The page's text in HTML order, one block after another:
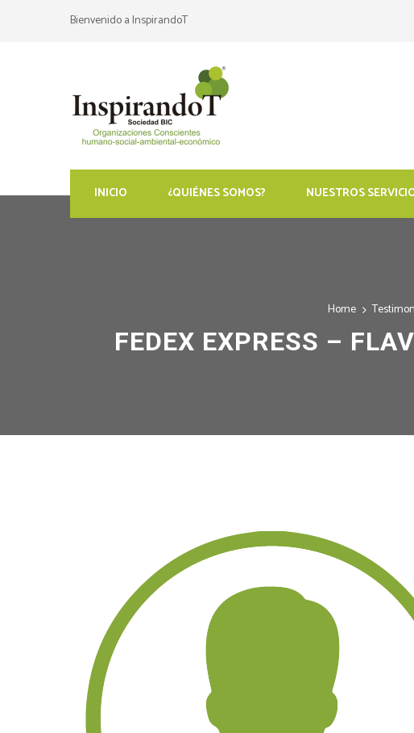
Bienvenido a InspirandoT
INICIO ¿QUIÉNES SOMOS? NUESTROS
Home
FEDEX EXPRESS –